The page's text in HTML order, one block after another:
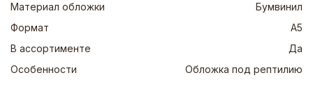
Материал обложки
Бумвинил
Формат
А5
В ассортименте
Да
Особенности
Обложка под рептилию